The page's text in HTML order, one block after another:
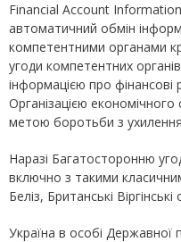
Financial Account
автоматичний обмін
компетентними органами
угоди компетентних
інформацією про фінансові
Організацією економічного
метою боротьби з
Наразі Багатосторонню
включно з такими
Беліз, Британські
Україна в особі